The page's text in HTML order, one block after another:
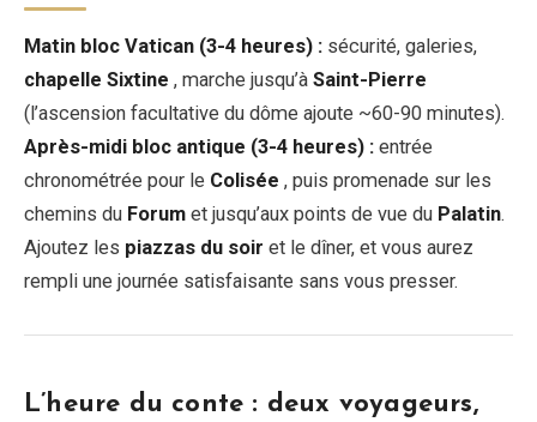
Matin bloc Vatican (3-4 heures) : sécurité, galeries,
chapelle Sixtine , marche jusqu’à Saint-Pierre
(l’ascension facultative du dôme ajoute ~60-90 minutes).
Après-midi bloc antique (3-4 heures) : entrée
chronométrée pour le Colisée , puis promenade sur les
chemins du Forum et jusqu’aux points de vue du Palatin.
Ajoutez les piazzas du soir et le dîner, et vous aurez
rempli une journée satisfaisante sans vous presser.
L’heure du conte : deux voyageurs,